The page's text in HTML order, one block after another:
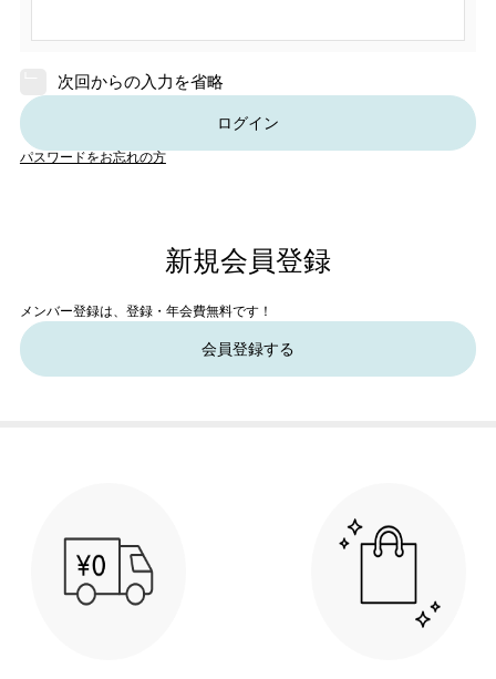
次回からの入力を省略
ログイン
パスワードをお忘れの方
新規会員登録
メンバー登録は、登録・年会費無料です！
会員登録する